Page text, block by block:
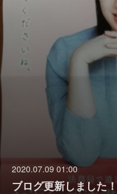
2020.07.09 01:00
ブログ更新しました！